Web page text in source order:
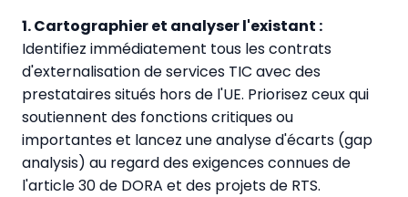
1. Cartographier et analyser l'existant :
Identifiez immédiatement tous les contrats
d'externalisation de services TIC avec des
prestataires situés hors de l'UE. Priorisez ceux qui
soutiennent des fonctions critiques ou
importantes et lancez une analyse d'écarts (gap
analysis) au regard des exigences connues de
l'article 30 de DORA et des projets de RTS.